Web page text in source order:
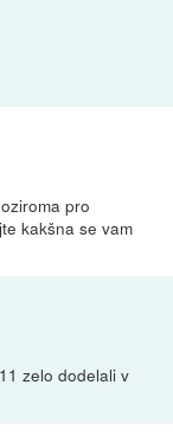
pro
kakšna se vam
zelo dodelali v